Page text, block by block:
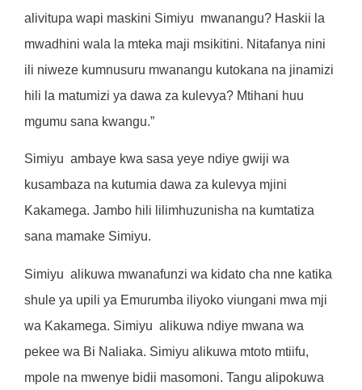
alivitupa wapi maskini Simiyu mwanangu? Haskii la
mwadhini wala la mteka maji msikitini. Nitafanya nini
ili niweze kumnusuru mwanangu kutokana na jinamizi
hili la matumizi ya dawa za kulevya? Mtihani huu
mgumu sana kwangu.”
Simiyu ambaye kwa sasa yeye ndiye gwiji wa
kusambaza na kutumia dawa za kulevya mjini
Kakamega. Jambo hili lilimhuzunisha na kumtatiza
sana mamake Simiyu.
Simiyu alikuwa mwanafunzi wa kidato cha nne katika
shule ya upili ya Emurumba iliyoko viungani mwa mji
wa Kakamega. Simiyu alikuwa ndiye mwana wa
pekee wa Bi Naliaka. Simiyu alikuwa mtoto mtiifu,
mpole na mwenye bidii masomoni. Tangu alipokuwa